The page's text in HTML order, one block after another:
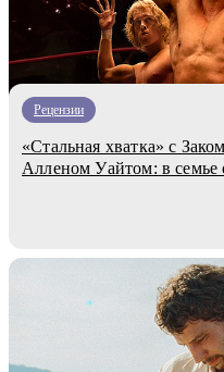
Рецензии
«Стальная хватка» с
Алленом Уайтом: в семье